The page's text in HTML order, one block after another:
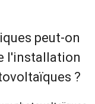
peut-on
l'installation
?